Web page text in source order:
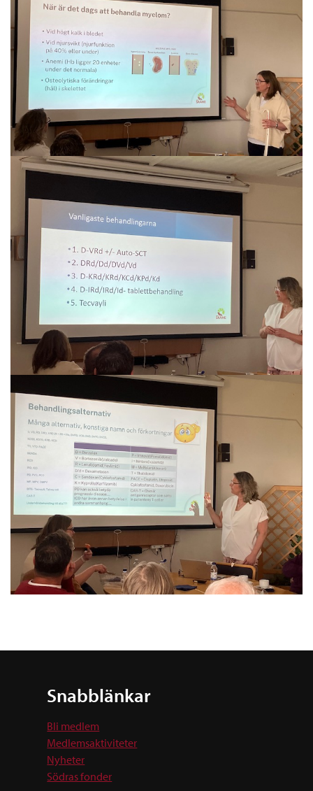
Snabblänkar
Bli medlem
Medlemsaktiviteter
Nyheter
Södras fonder